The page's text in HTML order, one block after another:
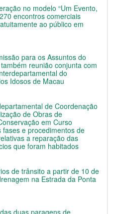
no modelo “Um Evento,
encontros comerciais
ao público em
para os Assuntos do
reunião conjunta com
do
Idosos de Macau
de Coordenação
de Obras de
em Curso
e procedimentos de
a reparação das
que foram habitados
de trânsito a partir de 10 de
na Estrada da Ponta
duas paragens de